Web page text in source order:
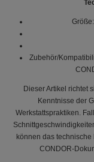
Zubehör/
Dieser Artikel richtet
Kenntnisse der
Werkstattspraktiken.
können das
CONDOR-